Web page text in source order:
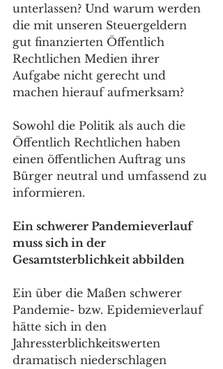
unterlassen? Und warum werden
die mit unseren Steuergeldern
gut finanzierten Öffentlich
Rechtlichen Medien ihrer
Aufgabe nicht gerecht und
machen hierauf aufmerksam?
Sowohl die Politik als auch die
Öffentlich Rechtlichen haben
einen öffentlichen Auftrag uns
Bürger neutral und umfassend zu
informieren.
Ein schwerer Pandemieverlauf
muss sich in der
Gesamtsterblichkeit abbilden
Ein über die Maßen schwerer
Pandemie- bzw. Epidemieverlauf
hätte sich in den
Jahressterblichkeitswerten
dramatisch niederschlagen